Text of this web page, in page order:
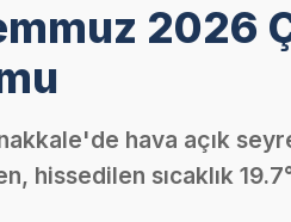
11:02 | Ezine’de Minik
13:07 | Ezine Gıda
13:02 | Ezine Gıda
2026
hava açık
hissedilen sıcaklık